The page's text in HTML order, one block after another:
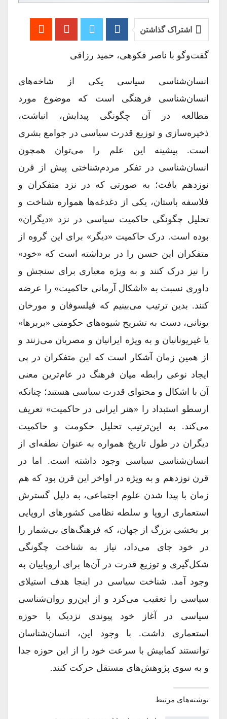
اشتراک گذاشتن
گفت‏‌وگو با ناصر فکوهی، حمید رزاقى
انسان‏‌شناسى سیاسى یکى از شاخه‏‌هاى
انسان‏‌شناسى فرهنگى است که موضوع مورد
مطالعه در آن چگونگى پیدایش، انباشت،
ذخیره‏‌سازى و توزیع قدرت سیاسى در جوامع بشرى
است. پیشینه این علم را مى‏‌توان همچون
انسان‏‌شناسى در تفکر مردم‏‌شناختى پیش از قرن
نوزدهم یافت؛ به‏ صورتى که در نزد متفکران و
فلاسفه باستان، یکى از دغدغه‏‌ها همواره شناخت و
تحلیل چگونگى حاکمیت سیاسى در نزد «دیگران»
بوده است. درک حاکمیت «دیگر» براى این گروه از
متفکران این حسن را در برداشته است که «خود»
را نیز درک کنند و به‏ ویژه معیارى براى سنجش و
داورى نسبت به «اشکال آرمانى حاکمیت» را عرضه
کنند. بدین‏ ترتیب مى‏‌بینیم که فیلسوفان و مورخان
یونانى، دست به تشریح شیوه‏‌هاى حکومتى «بربرها»
یا غیریونانیان و به‏ ویژه ایرانیان و مصریان مى‏‌زنند و
از همین زمان آشکار است که این متفکران در پى
ایجاد نوعى رابطه میان فرهنگ در عام‏‌ترین معنى
آن با اشکال و محتواى قدرت سیاسى هستند؛ چنان‏که
ارسطو استبداد را «هنر ایرانى در حاکمیت» تعریف
مى‏‌کند. به‏ این‏‌ترتیب تحلیل حکومت و حاکمیت
دیگران در طول تاریخ همواره به‏ عنوان نطفه‏‌اى از
انسان‏‌شناسى سیاسى وجود داشته است. اما در
قرن نوزدهم و به‏ ویژه در اواخر این قرن بود که هم
زمان با پیدا شدن علوم اجتماعى، به‏ دلیل گسترش
استعمارى اروپا و سلطه نظامى کشورهاى اروپایى
بر بخشى بزرگ از جهان، که فرهنگ‏‌هاى بى‏‌شمار را
در خود جاى مى‏‌داد، نیاز به شناخت چگونگى
شکل‏‌گیرى و توزیع قدرت در آن‏‌ها براى اروپاییان به‏
وجود آمد. شناخت سیاسى در این‏جا هدف استیلاى
سیاسى را تعقیب مى‏‌کرد و از این‏‌رو روان‏‌شناسى
سیاسى در آغاز خود پیوندى نزدیک با حوزه
استعمارى داشت. با وجود این، انسان‏‌شناسان
توانستند کمابیش با سرعت خود را از این حوزه جدا
و به‏ سوى پژوهش‏‌هاى مستقل حرکت کنند.
نوشته‌های مرتبط